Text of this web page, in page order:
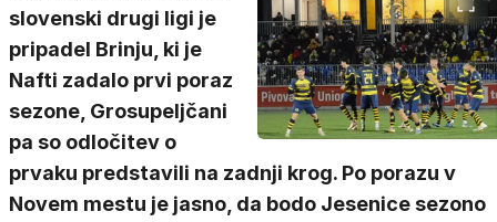
slovenski drugi ligi je
pripadel Brinju, ki je
Nafti zadalo prvi poraz
sezone, Grosupeljčani
pa so odločitev o
prvaku predstavili na zadnji krog. Po porazu v
Novem mestu je jasno, da bodo Jesenice sezono